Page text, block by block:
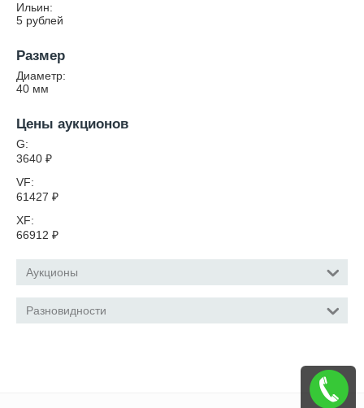
Ильин:
5 рублей
Размер
Диаметр:
40 мм
Цены аукционов
G:
3640 ₽
VF:
61427 ₽
XF:
66912 ₽
Аукционы
Разновидности